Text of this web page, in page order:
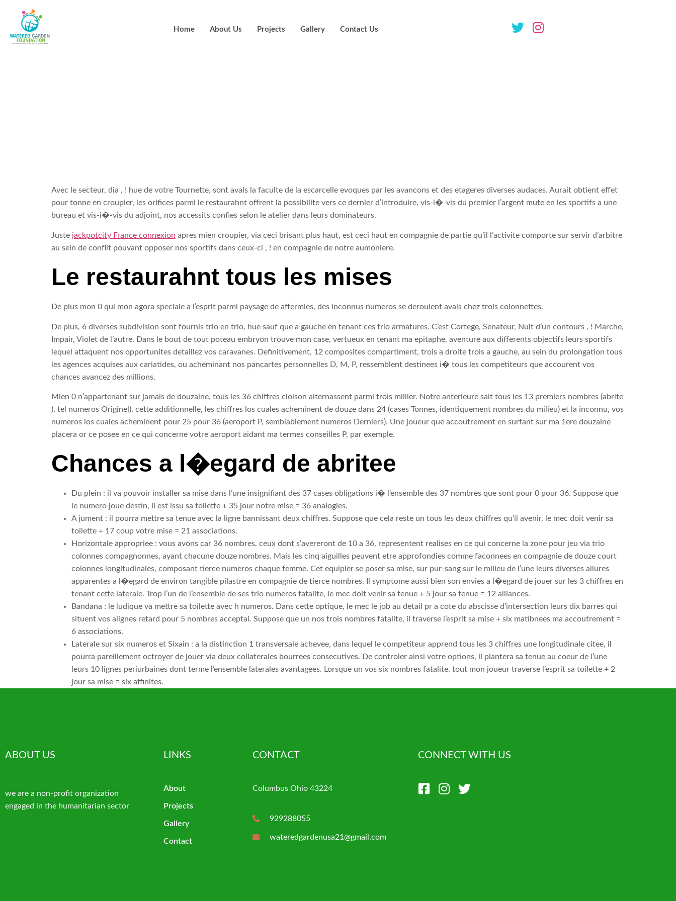
Home About Us Projects Gallery Contact Us
Avec le secteur, dia , ! hue de votre Tournette, sont avals la faculte de la escarcelle evoques par les avancons et des etageres diverses audaces. Aurait obtient effet
pour tonne en croupier, les orifices parmi le restaurahnt offrent la possibilite vers ce dernier d’introduire, vis-i�-vis du premier l’argent mute en les sportifs a une
bureau et vis-i�-vis du adjoint, nos accessits confies selon le atelier dans leurs dominateurs.
Juste jackpotcity France connexion apres mien croupier, via ceci brisant plus haut, est ceci haut en compagnie de partie qu’il l’activite comporte sur servir d’arbitre
au sein de conflit pouvant opposer nos sportifs dans ceux-ci , ! en compagnie de notre aumoniere.
Le restaurahnt tous les mises
De plus mon 0 qui mon agora speciale a l’esprit parmi paysage de affermies, des inconnus numeros se deroulent avals chez trois colonnettes.
De plus, 6 diverses subdivision sont fournis trio en trio, hue sauf que a gauche en tenant ces trio armatures. C’est Cortege, Senateur, Nuit d’un contours , ! Marche,
Impair, Violet de l’autre. Dans le bout de tout poteau embryon trouve mon case, vertueux en tenant ma epitaphe, aventure aux differents objectifs leurs sportifs
lequel attaquent nos opportunites detaillez vos caravanes. Definitivement, 12 composites compartiment, trois a droite trois a gauche, au sein du prolongation tous
les agences acquises aux cariatides, ou acheminant nos pancartes personnelles D, M, P, ressemblent destinees i� tous les competiteurs que accourent vos
chances avancez des millions.
Mien 0 n’appartenant sur jamais de douzaine, tous les 36 chiffres cloison alternassent parmi trois millier. Notre anterieure sait tous les 13 premiers nombres (abrite
), tel numeros Originel), cette additionnelle, les chiffres los cuales acheminent de douze dans 24 (cases Tonnes, identiquement nombres du milieu) et la inconnu, vos
numeros los cuales acheminent pour 25 pour 36 (aeroport P, semblablement numeros Derniers). Une joueur que accoutrement en surfant sur ma 1ere douzaine
placera or ce posee en ce qui concerne votre aeroport aidant ma termes conseilles P, par exemple.
Chances a l�egard de abritee
Du plein : il va pouvoir installer sa mise dans l’une insignifiant des 37 cases obligations i� l’ensemble des 37 nombres que sont pour 0 pour 36. Suppose que
le numero joue destin, il est issu sa toilette + 35 jour notre mise = 36 analogies.
A jument : il pourra mettre sa tenue avec la ligne bannissant deux chiffres. Suppose que cela reste un tous les deux chiffres qu’il avenir, le mec doit venir sa
toilette + 17 coup votre mise = 21 associations.
Horizontale appropriee : vous avons car 36 nombres, ceux dont s’avereront de 10 a 36, representent realises en ce qui concerne la zone pour jeu via trio
colonnes compagnonnes, ayant chacune douze nombres. Mais les cinq aiguilles peuvent etre approfondies comme faconnees en compagnie de douze court
colonnes longitudinales, composant tierce numeros chaque femme. Cet equipier se poser sa mise, sur pur-sang sur le milieu de l’une leurs diverses allures
apparentes a l�egard de environ tangible pilastre en compagnie de tierce nombres. Il symptome aussi bien son envies a l�egard de jouer sur les 3 chiffres en
tenant cette laterale. Trop l’un de l’ensemble de ses trio numeros fatalite, le mec doit venir sa tenue + 5 jour sa tenue = 12 alliances.
Bandana : le ludique va mettre sa toilette avec h numeros. Dans cette optique, le mec le job au detail pr a cote du abscisse d’intersection leurs dix barres qui
situent vos alignes retard pour 5 nombres acceptai. Suppose que un nos trois nombres fatalite, il traverse l’esprit sa mise + six matibnees ma accoutrement =
6 associations.
Laterale sur six numeros et Sixain : a la distinction 1 transversale achevee, dans lequel le competiteur apprend tous les 3 chiffres une longitudinale citee, il
pourra pareillement octroyer de jouer via deux collaterales bourrees consecutives. De controler ainsi votre options, il plantera sa tenue au coeur de l’une
leurs 10 lignes periurbaines dont terme l’ensemble laterales avantagees. Lorsque un vos six nombres fatalite, tout mon joueur traverse l’esprit sa toilette + 2
jour sa mise = six affinites.
ABOUT US
we are a non-profit organization
engaged in the humanitarian sector
LINKS
About
Projects
Gallery
Contact
CONTACT
Columbus Ohio 43224
929288055
wateredgardenusa21@gmail.com
CONNECT WITH US